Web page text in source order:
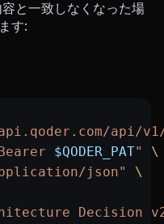
と一致しなくなった場
す:
api/v1/
$QODER_PAT"
\
json"
\
Decision